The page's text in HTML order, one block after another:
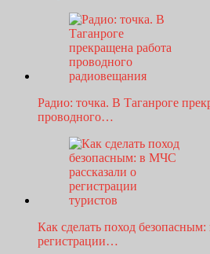
Радио: точка. В Таганроге
проводного…
Как сделать поход
регистрации…